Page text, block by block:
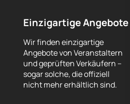
Einzigartige Angebote
Wir finden einzigartige
Angebote von Veranstaltern
und geprüften Verkäufern –
sogar solche, die offiziell
nicht mehr erhältlich sind.